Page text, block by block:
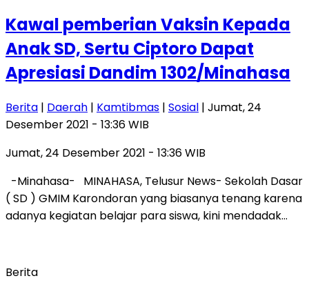
Kawal pemberian Vaksin Kepada
Anak SD, Sertu Ciptoro Dapat
Apresiasi Dandim 1302/Minahasa
Berita | Daerah | Kamtibmas | Sosial | Jumat, 24
Desember 2021 - 13:36 WIB
Jumat, 24 Desember 2021 - 13:36 WIB
-Minahasa- MINAHASA, Telusur News- Sekolah Dasar
( SD ) GMIM Karondoran yang biasanya tenang karena
adanya kegiatan belajar para siswa, kini mendadak…
Berita